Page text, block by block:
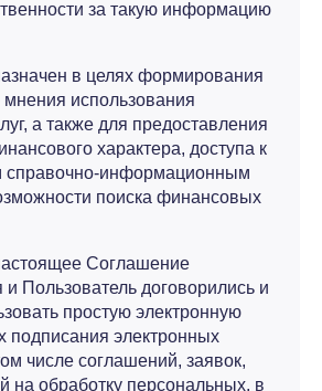
за такую информацию
в целях формирования
использования
а также для предоставления
характера, доступа к
справочно-информационным
поиска финансовых
Соглашение
Пользователь договорились и
простую электронную
подписания электронных
числе соглашений, заявок,
на обработку персональных, в